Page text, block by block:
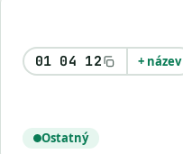
01 04 12 + název
Ostatný